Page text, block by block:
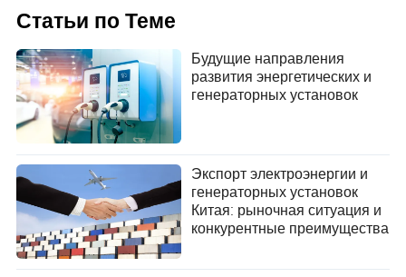
Made-in-China.com
Автор
Будучи комплексной сервисной платформой для
внешней торговли, Made-in-China.com стремится к
поиску бизнес-возможностей для китайских
поставщиков и зарубежных покупателей, а также
предоставляет услуги «под ключ» для
продвижения международной торговли между
двумя сторонами.
Статьи по Теме
Будущие направления
развития энергетических и
генераторных установок
Экспорт электроэнергии и
генераторных установок
Китая: рыночная ситуация и
конкурентные преимущества